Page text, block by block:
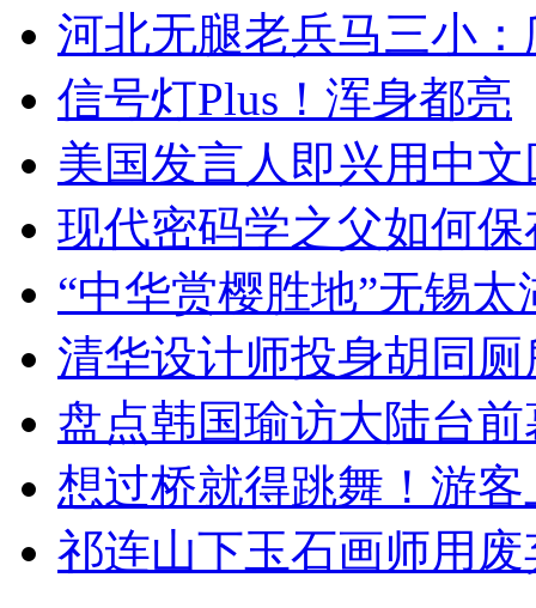
河北无腿老兵马三小
信号灯Plus！浑身都亮
美国发言人即兴用中
现代密码学之父如何
“中华赏樱胜地”无锡
清华设计师投身胡同
盘点韩国瑜访大陆台
想过桥就得跳舞！游客
祁连山下玉石画师用